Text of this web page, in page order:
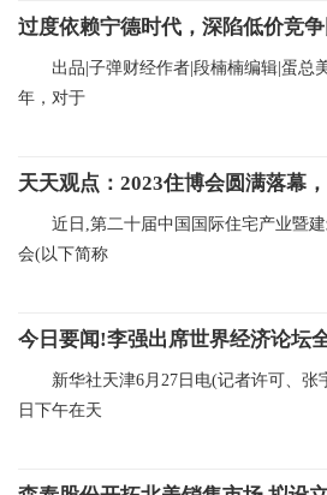
出品|子弹财经作者|段楠楠编辑|蛋总
年，对于
近日,第二十届中国国际住宅产业暨
会(以下简称
今日要闻!李强出席世界经济论坛
新华社天津6月27日电(记者许可、张
日下午在天